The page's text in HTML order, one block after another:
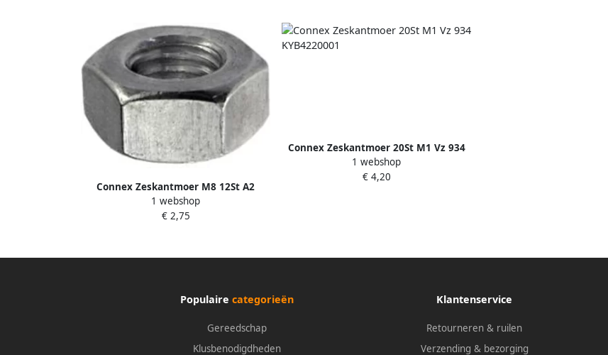
Connex Zeskantmoer M8 12St A2
KY4620008
1 webshop
€ 2,75
Connex Zeskantmoer 20St M1 Vz 934
KYB4220001
1 webshop
€ 4,20
Populaire categorieën
Gereedschap
Klusbenodigdheden
Klantenservice
Retourneren & ruilen
Verzending & bezorging